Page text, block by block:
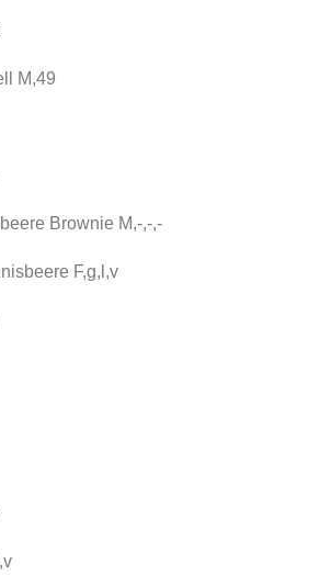
M,49
Brownie M,-,-,-
F,g,l,v